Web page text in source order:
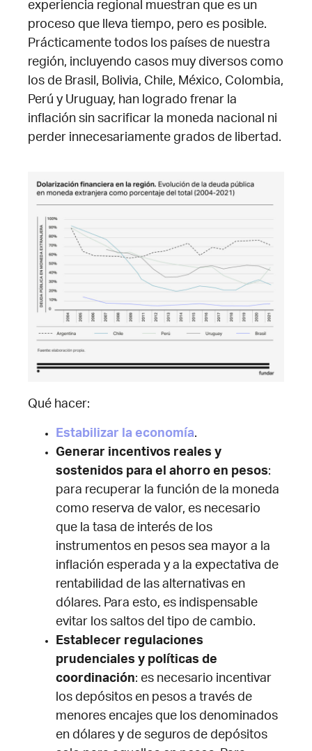
experiencia regional muestran que es un
proceso que lleva tiempo, pero es posible.
Prácticamente todos los países de nuestra
región, incluyendo casos muy diversos como
los de Brasil, Bolivia, Chile, México, Colombia,
Perú y Uruguay, han logrado frenar la
inflación sin sacrificar la moneda nacional ni
perder innecesariamente grados de libertad.
Qué hacer:
Estabilizar la economía.
Generar incentivos reales y
sostenidos para el ahorro en pesos:
para recuperar la función de la moneda
como reserva de valor, es necesario
que la tasa de interés de los
instrumentos en pesos sea mayor a la
inflación esperada y a la expectativa de
rentabilidad de las alternativas en
dólares. Para esto, es indispensable
evitar los saltos del tipo de cambio.
Establecer regulaciones
prudenciales y políticas de
coordinación: es necesario incentivar
los depósitos en pesos a través de
menores encajes que los denominados
en dólares y de seguros de depósitos